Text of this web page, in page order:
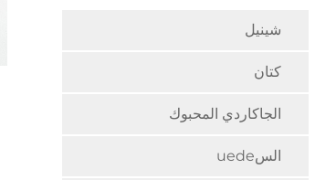
شينيل
كتان
الجاكاردي المحبوك
السuede